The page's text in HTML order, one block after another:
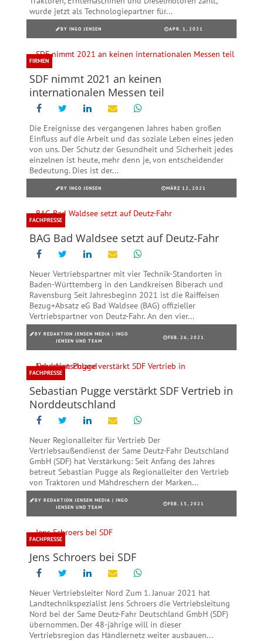
wurde jetzt als Technologiepartner für...
BYINGO JENSEN APR. 1, 2021
FIRMEN
SDF nimmt 2021 an keinen
internationalen Messen teil
Die Ereignisse des vergangenen Jahres haben großen
Einfluss auf die Arbeit und das soziale Leben eines jeden
von uns. Der Schutz der Gesundheit und Sicherheit jedes
einzelnen ist heute, mehr denn je, von entscheidender
Bedeutung. Dies ist der...
BYINGO JENSEN MÄRZ 12, 2021
FACHPRESSE
BAG Bad Waldsee setzt auf Deutz-Fahr
Neuer Vertriebspartner mit vier Technik-Standorten in
Baden-Württemberg in den Landkreisen Biberach und
Ravensburg Seit Jahresbeginn 2021 ist die Raiffeisen
Bezug+Absatz eG Bad Waldsee (BAG) offizieller
Vertriebspartner von Deutz-Fahr. An den vier...
BY REDAKTION JENSEN MEDIA | INGO
JENSEN UND TEAM
FEB. 26, 2021
FACHPRESSE
Sebastian Pugge verstärkt SDF Vertrieb in
Norddeutschland
Neuer Regionalleiter für Vertrieb Der
Vertriebsaußendienst der Same Deutz-Fahr Deutschland
GmbH (SDF) hat Verstärkung: Seit Anfang des Jahres
betreut Sebastian Pugge als Regionalleiter den Vertrieb
von Traktoren und Mähdreschern der Marken...
BY REDAKTION JENSEN MEDIA | INGO
JENSEN UND TEAM
FEB. 15, 2021
FACHPRESSE
Jens Schroers bei SDF
Neuer Vertriebsleiter Nord Zum 1. Januar 2021 hat
Landtechnikspezialist Jens Schroers die Vertriebsleitung
Nord bei der Same Deutz-Fahr Deutschland GmbH (SDF)
übernommen. Der 48-jährige will in dieser
Vertriebsregion das Händlernetz weiter ausbauen...